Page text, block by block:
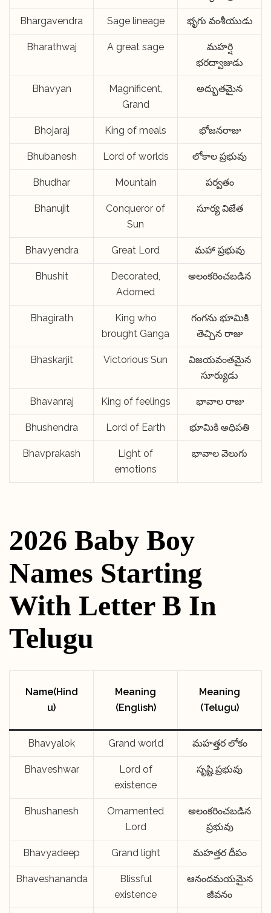
Bhargavendra Sage lineage భృగు వంశీయుడు
Bharathwaj A great sage
మహర్షి
భరద్వాజుడు
Bhavyan
Magnificent,
Grand
అద్భుతమైన
Bhojaraj King of meals భోజనరాజు
Bhubanesh Lord of worlds లోకాల ప్రభువు
Bhudhar Mountain పర్వతం
Bhanujit
Conqueror of
Sun
సూర్య విజేత
Bhavyendra Great Lord మహా ప్రభువు
Bhushit
Decorated,
Adorned
అలంకరించబడిన
Bhagirath
King who
brought Ganga
గంగను భూమికి
తెచ్చిన రాజు
Bhaskarjit Victorious Sun
విజయవంతమైన
సూర్యుడు
Bhavanraj King of feelings భావాల రాజు
Bhushendra Lord of Earth భూమికి అధిపతి
Bhavprakash
Light of
emotions
భావాల వెలుగు
2026 Baby Boy
Names Starting
With Letter B In
Telugu
Name(Hind
u)
Meaning
(English)
Meaning
(Telugu)
Bhavyalok Grand world మహత్తర లోకం
Bhaveshwar
Lord of
existence
సృష్టి ప్రభువు
Bhushanesh
Ornamented
Lord
అలంకరించబడిన
ప్రభువు
Bhavyadeep Grand light మహత్తర దీపం
Bhaveshananda
Blissful
existence
ఆనందమయమైన
జీవనం